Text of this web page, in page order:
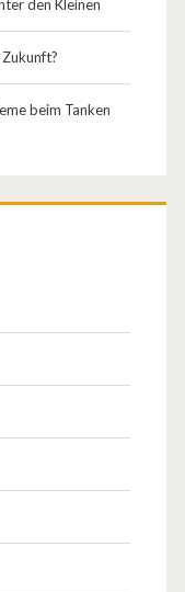
den Kleinen
beim Tanken